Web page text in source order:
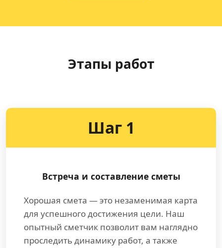
Этапы работ
Шаг 1
Встреча и составление сметы
Хорошая смета — это незаменимая карта
для успешного достижения цели. Наш
опытный сметчик позволит вам наглядно
проследить динамику работ, а также